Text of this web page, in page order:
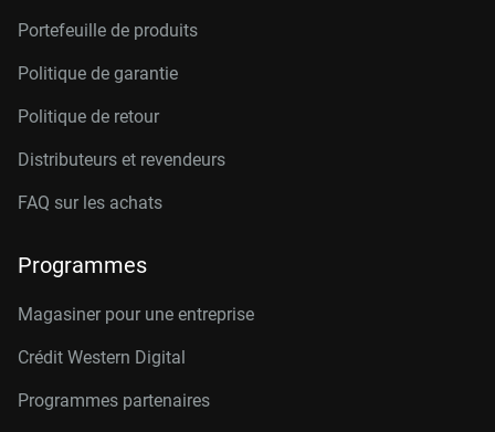
Portefeuille de produits
Politique de garantie
Politique de retour
Distributeurs et revendeurs
FAQ sur les achats
Programmes
Magasiner pour une entreprise
Crédit Western Digital
Programmes partenaires